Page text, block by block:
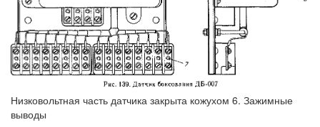
Низковольтная часть датчика закрыта кожухом 6. Зажимные
выводы